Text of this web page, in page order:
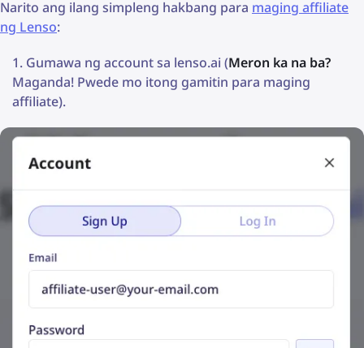
Narito ang ilang simpleng hakbang para maging affiliate
ng Lenso:
Gumawa ng account sa lenso.ai (Meron ka na ba?
Maganda! Pwede mo itong gamitin para maging
affiliate).